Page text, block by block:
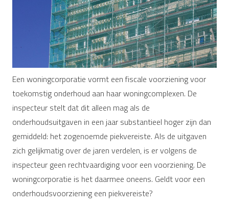
Een woningcorporatie vormt een fiscale voorziening voor
toekomstig onderhoud aan haar woningcomplexen. De
inspecteur stelt dat dit alleen mag als de
onderhoudsuitgaven in een jaar substantieel hoger zijn dan
gemiddeld: het zogenoemde piekvereiste. Als de uitgaven
zich gelijkmatig over de jaren verdelen, is er volgens de
inspecteur geen rechtvaardiging voor een voorziening. De
woningcorporatie is het daarmee oneens. Geldt voor een
onderhoudsvoorziening een piekvereiste?